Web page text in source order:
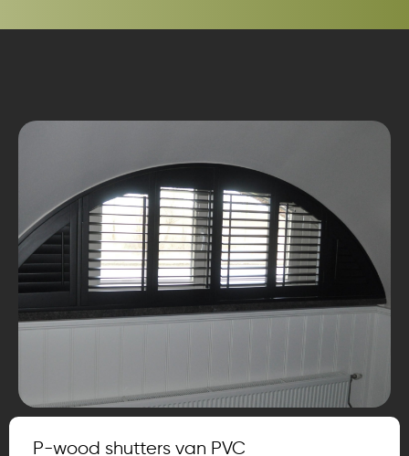
P-wood shutters van PVC